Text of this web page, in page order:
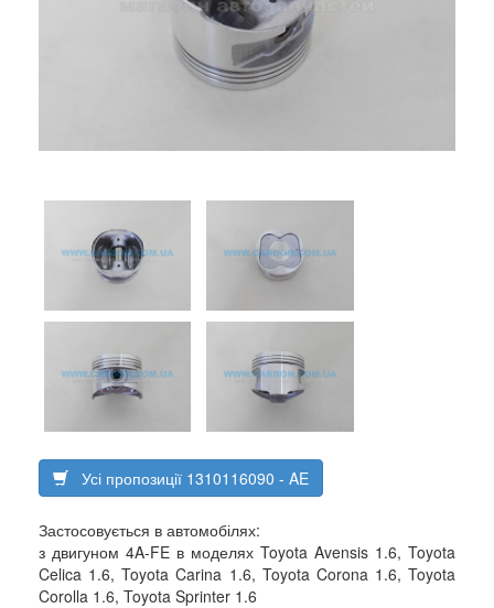
Усі пропозиції 1310116090 - AE
Застосовується в автомобілях:
з двигуном 4A-FE в моделях Toyota Avensis 1.6, Toyota
Celica 1.6, Toyota Carina 1.6, Toyota Corona 1.6, Toyota
Corolla 1.6, Toyota Sprinter 1.6